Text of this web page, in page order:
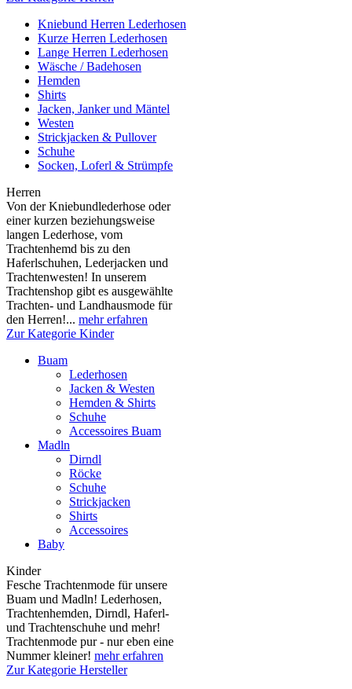
Kniebund Herren Lederhosen
Kurze Herren Lederhosen
Lange Herren Lederhosen
Wäsche / Badehosen
Hemden
Shirts
Jacken, Janker und Mäntel
Westen
Strickjacken & Pullover
Schuhe
Socken, Loferl & Strümpfe
Herren
Von der Kniebundlederhose oder
einer kurzen beziehungsweise
langen Lederhose, vom
Trachtenhemd bis zu den
Haferlschuhen, Lederjacken und
Trachtenwesten! In unserem
Trachtenshop gibt es ausgewählte
Trachten- und Landhausmode für
den Herren!... mehr erfahren
Zur Kategorie Kinder
Buam
Lederhosen
Jacken & Westen
Hemden & Shirts
Schuhe
Accessoires Buam
Madln
Dirndl
Röcke
Schuhe
Strickjacken
Shirts
Accessoires
Baby
Kinder
Fesche Trachtenmode für unsere
Buam und Madln! Lederhosen,
Trachtenhemden, Dirndl, Haferl-
und Trachtenschuhe und mehr!
Trachtenmode pur - nur eben eine
Nummer kleiner! mehr erfahren
Zur Kategorie Hersteller